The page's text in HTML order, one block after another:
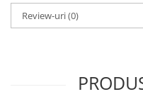
Componente electronice
Rezistente si termistori
Diode si punti
Atentie!
Poate fi folosit un
la un curent mare!
Review-uri(0)